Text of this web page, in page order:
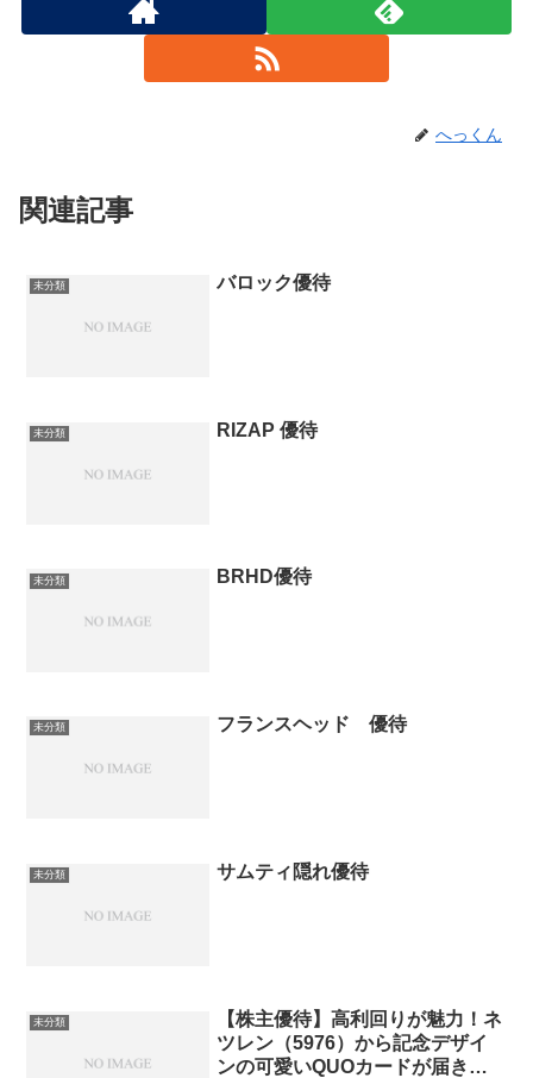
へっくん
関連記事
未分類 バロック優待
未分類 RIZAP 優待
未分類 BRHD優待
未分類 フランスヘッド 優待
未分類 サムティ隠れ優待
未分類
【株主優待】高利回りが魅力！ネ
ツレン（5976）から記念デザイ
ンの可愛いQUOカードが届きま